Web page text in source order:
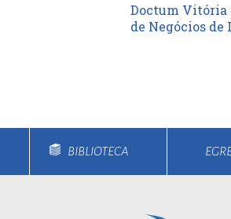
Doctum Vitória
de Negócios
BIBLIOTECA